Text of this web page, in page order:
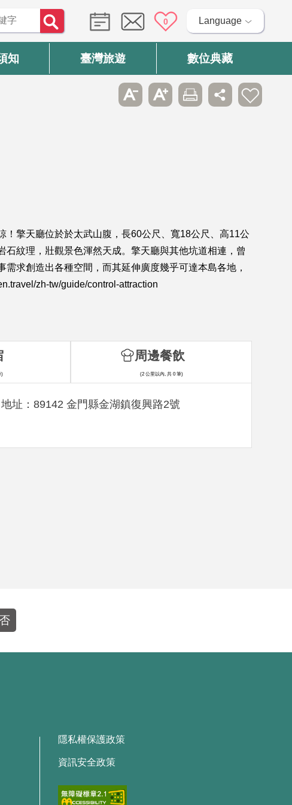
0 Language
知 臺灣旅遊 數位典藏
擎天廳位於於太武山腹，長60公尺、寬18公尺、高11公
紋理，壯觀景色渾然天成。擎天廳與其他坑道相連，曾
求創造出各種空間，而其延伸廣度幾乎可達本島各地，
zh-tw/guide/control-attraction
地址：89142 金門縣金湖鎮復興路2號
)
周邊餐飲
(2 公里以內, 共 0 筆)
隱私權保護政策
資訊安全政策